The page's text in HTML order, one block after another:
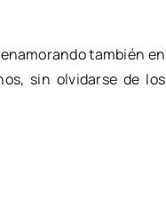
también en
sin olvidarse de los